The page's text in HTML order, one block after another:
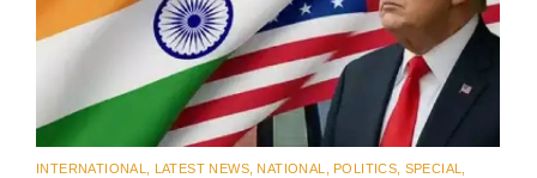
INTERNATIONAL LATEST NEWS NATIONAL POLITICS SPECIAL